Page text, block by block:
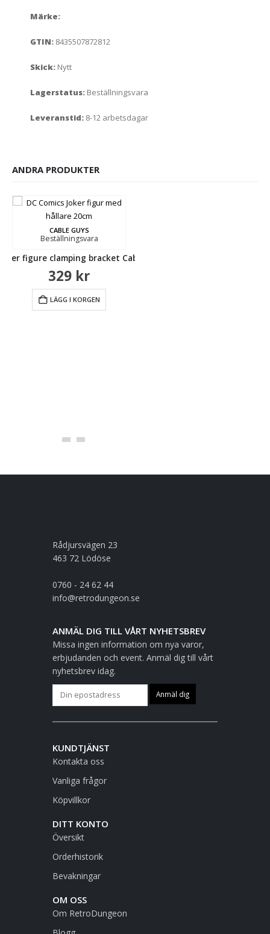
Märke:
GTIN: 8435507872812
Skick: Nytt
Lagerstatus: Beställningsvara
Leveranstid: 8-12 arbetsdagar
ANDRA PRODUKTER
CABLE GUYS
Beställningsvara
figure clamping bracket Cable guy 20cm
329 kr
LÄGG I KORGEN
Rådjursvägen 23
463 72 Lödöse
0760 - 24 62 44
info@retrodungeon.se
ANMÄL DIG TILL VÅRT NYHETSBREV
Missa ingen information om nya varor,
erbjudanden och event. Anmäl dig till vårt
nyhetsbrev idag.
KUNDTJÄNST
Kontakta oss
Vanliga frågor
Köpvillkor
DITT KONTO
Översikt
Orderhistorik
Bevakningar
OM OSS
Om RetroDungeon